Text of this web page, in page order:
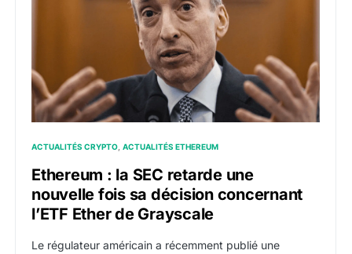
ACTUALITÉS CRYPTO ACTUALITÉS ETHEREUM
Ethereum : la SEC retarde une
nouvelle fois sa décision concernant
l’ETF Ether de Grayscale
Le régulateur américain a récemment publié une